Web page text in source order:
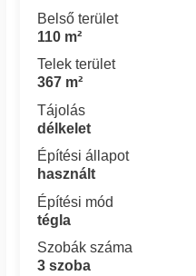
Belső terület
110 m²
Telek terület
367 m²
Tájolás
délkelet
Építési állapot
használt
Építési mód
tégla
Szobák száma
3 szoba